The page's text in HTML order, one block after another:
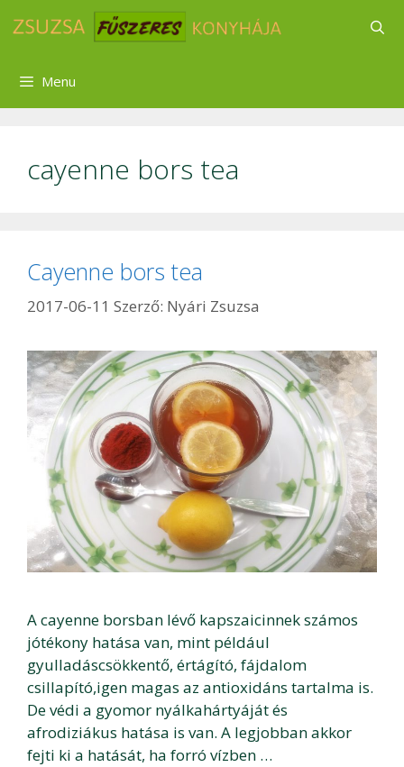
Menu
cayenne bors tea
Cayenne bors tea
2017-06-11 Szerző: Nyári Zsuzsa
A cayenne borsban lévő kapszaicinnek számos
jótékony hatása van, mint például
gyulladáscsökkentő, értágító, fájdalom
csillapító,igen magas az antioxidáns tartalma is.
De védi a gyomor nyálkahártyáját és
afrodiziákus hatása is van. A legjobban akkor
fejti ki a hatását, ha forró vízben …